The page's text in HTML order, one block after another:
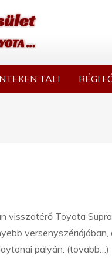
TALI RÉGI
visszatérő Toyota
versenyszériájában,
pályán. (tovább…)